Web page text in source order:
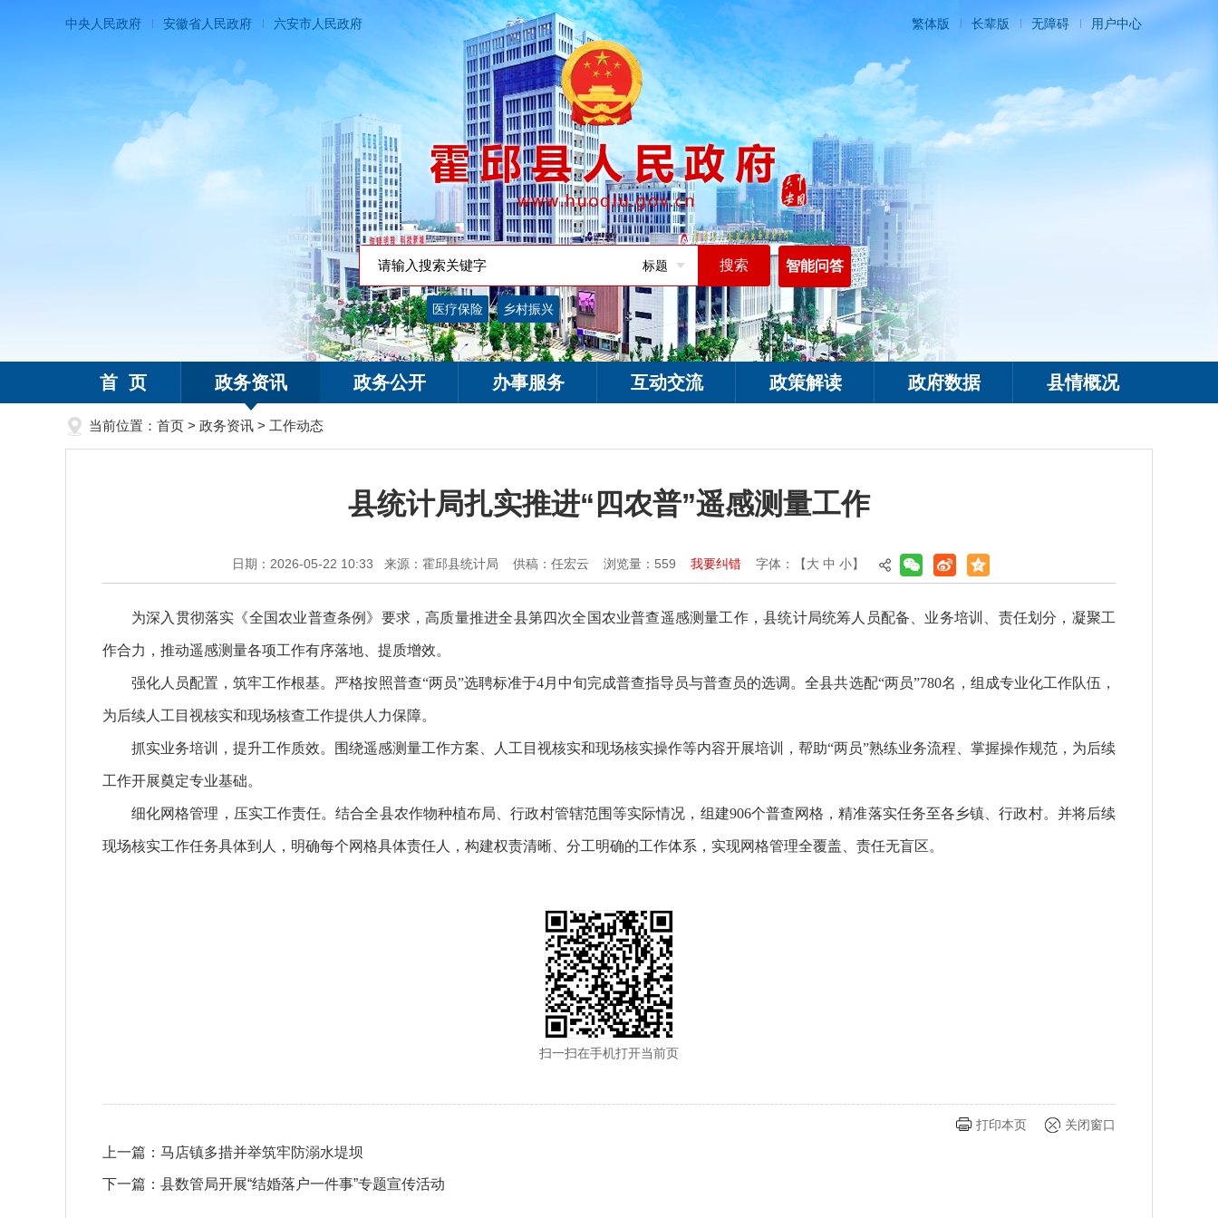
中央人民政府 安徽省人民政府 六安市人民政府 繁体版 长辈版 无障碍 用户中心
标题 智能问答
搜索热词： 医疗保险 乡村振兴
首 页 政务资讯 政务公开 办事服务 互动交流 政策解读 政府数据 县情概况
当前位置： 首页 > 政务资讯 > 工作动态
县统计局扎实推进“四农普”遥感测量工作
日期：2026-05-22 10:33 来源：霍邱县统计局 供稿：任宏云 浏览量： 559 我要纠错 字体：【大 中 小】
为深入贯彻落实《全国农业普查条例》要求，高质量推进全县第四次全国农业普查遥感测量工作，县统计局统筹人员配备、业务培训、责任划分，凝聚工
作合力，推动遥感测量各项工作有序落地、提质增效。
强化人员配置，筑牢工作根基。严格按照普查“两员”选聘标准于4月中旬完成普查指导员与普查员的选调。全县共选配“两员”780名，组成专业化工作队伍，
为后续人工目视核实和现场核查工作提供人力保障。
抓实业务培训，提升工作质效。围绕遥感测量工作方案、人工目视核实和现场核实操作等内容开展培训，帮助“两员”熟练业务流程、掌握操作规范，为后续
工作开展奠定专业基础。
细化网格管理，压实工作责任。结合全县农作物种植布局、行政村管辖范围等实际情况，组建906个普查网格，精准落实任务至各乡镇、行政村。并将后续
现场核实工作任务具体到人，明确每个网格具体责任人，构建权责清晰、分工明确的工作体系，实现网格管理全覆盖、责任无盲区。
扫一扫在手机打开当前页
打印本页 关闭窗口
上一篇： 马店镇多措并举筑牢防溺水堤坝
下一篇： 县数管局开展“结婚落户一件事”专题宣传活动